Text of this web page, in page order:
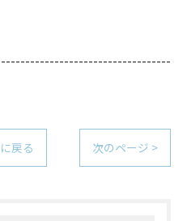
戻る 次のページ >